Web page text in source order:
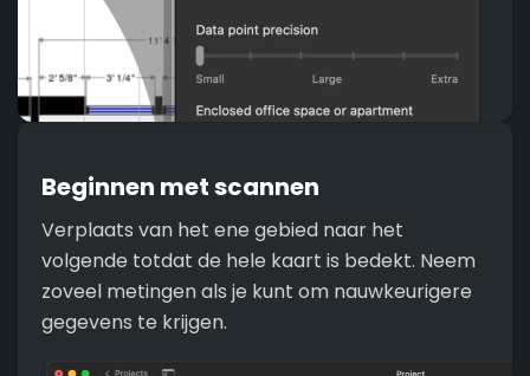
Beginnen met scannen
Verplaats van het ene gebied naar het
volgende totdat de hele kaart is bedekt. Neem
zoveel metingen als je kunt om nauwkeurigere
gegevens te krijgen.